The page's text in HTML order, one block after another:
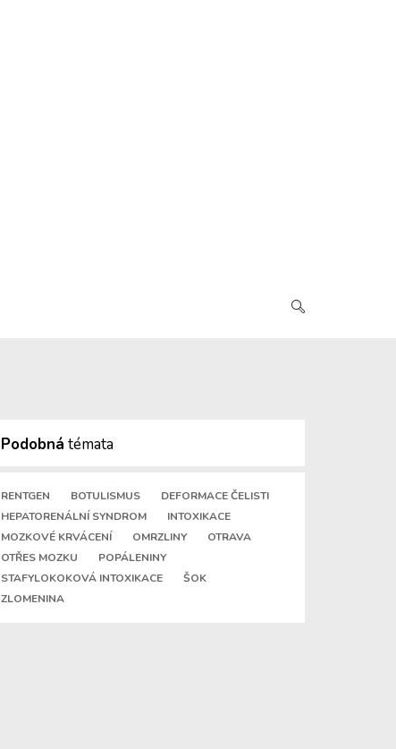
Podobná témata
RENTGEN BOTULISMUS
DEFORMACE ČELISTI
HEPATORENÁLNÍ SYNDROM
INTOXIKACE
MOZKOVÉ KRVÁCENÍ
OMRZLINY
OTRAVA
OTŘES MOZKU
POPÁLENINY
STAFYLOKOKOVÁ INTOXIKACE
ŠOK
ZLOMENINA